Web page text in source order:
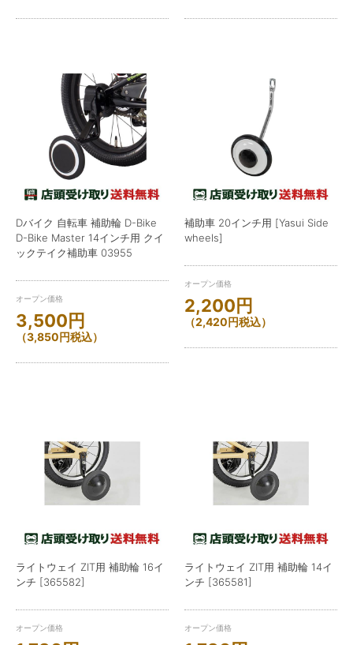
Dバイク 自転車 補助輪 D-Bike
D-Bike Master 14インチ用 クイ
ックテイク補助車 03955
オープン価格
3,500円
（3,850円税込）
補助車 20インチ用 [Yasui Side
wheels]
オープン価格
2,200円
（2,420円税込）
ライトウェイ ZIT用 補助輪 16イ
ンチ [365582]
オープン価格
ライトウェイ ZIT用 補助輪 14イ
ンチ [365581]
オープン価格